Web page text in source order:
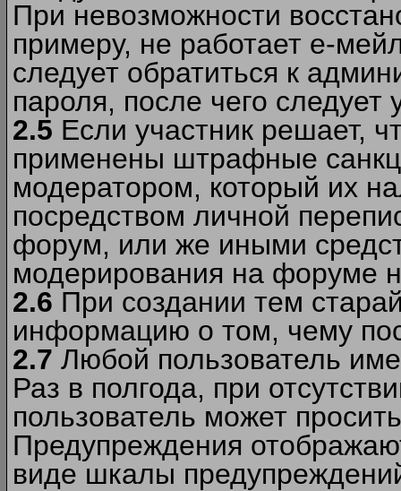
При невозможности
примеру, не работает е-
следует обратиться к
пароля, после чего следует
2.5 Если участник решает,
применены штрафные
модератором, который их
посредством личной
форум, или же иными
модерирования на форуме
2.6 При создании тем
информацию о том, чему
2.7 Любой пользователь
Раз в полгода, при
пользователь может
Предупреждения
виде шкалы